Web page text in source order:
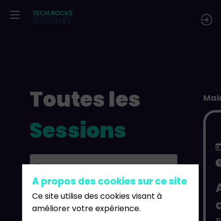
Toutes les
Sessions
Dates
2 déc. 3 déc.
A propos des cookies sur ce site
Ce site utilise des cookies visant à
améliorer votre expérience.